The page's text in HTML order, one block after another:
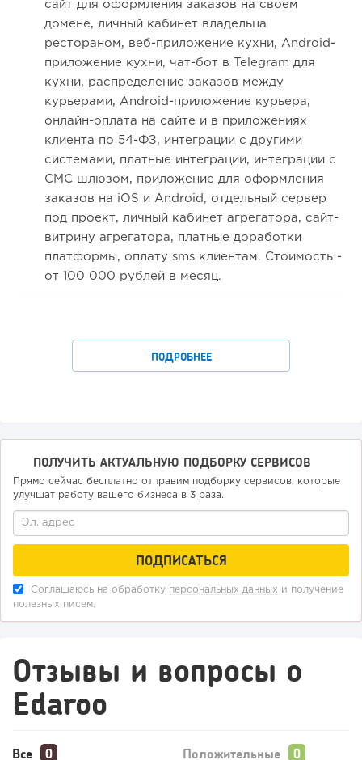
сайт для оформления заказов на своем
домене, личный кабинет владельца
рестораном, веб-приложение кухни, Android-
приложение кухни, чат-бот в Telegram для
кухни, распределение заказов между
курьерами, Android-приложение курьера,
онлайн-оплата на сайте и в приложениях
клиента по 54-ФЗ, интеграции с другими
системами, платные интеграции, интеграции с
СМС шлюзом, приложение для оформления
заказов на iOS и Android, отдельный сервер
под проект, личный кабинет агрегатора, сайт-
витрину агрегатора, платные доработки
платформы, оплату sms клиентам. Стоимость -
от 100 000 рублей в месяц.
ПОДРОБНЕЕ
ПОЛУЧИТЬ АКТУАЛЬНУЮ ПОДБОРКУ СЕРВИСОВ
Прямо сейчас бесплатно отправим подборку сервисов, которые
улучшат работу вашего бизнеса в 3 раза.
Соглашаюсь на обработку персональных данных и получение
полезных писем.
Отзывы и вопросы о
Edaroo
Все Положительные